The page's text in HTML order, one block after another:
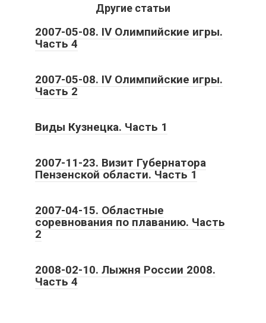
Другие статьи
2007-05-08. IV Олимпийские игры.
Часть 4
2007-05-08. IV Олимпийские игры.
Часть 2
Виды Кузнецка. Часть 1
2007-11-23. Визит Губернатора
Пензенской области. Часть 1
2007-04-15. Областные
соревнования по плаванию. Часть
2
2008-02-10. Лыжня России 2008.
Часть 4